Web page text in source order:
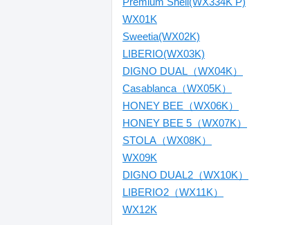
WX01K
Sweetia(WX02K)
LIBERIO(WX03K)
DIGNO DUAL（WX04K）
Casablanca（WX05K）
HONEY BEE（WX06K）
HONEY BEE 5（WX07K）
STOLA（WX08K）
WX09K
DIGNO DUAL2（WX10K）
LIBERIO2（WX11K）
WX12K